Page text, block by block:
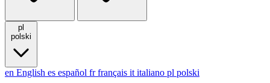
pl
polski
en English es español fr français it italiano pl polski